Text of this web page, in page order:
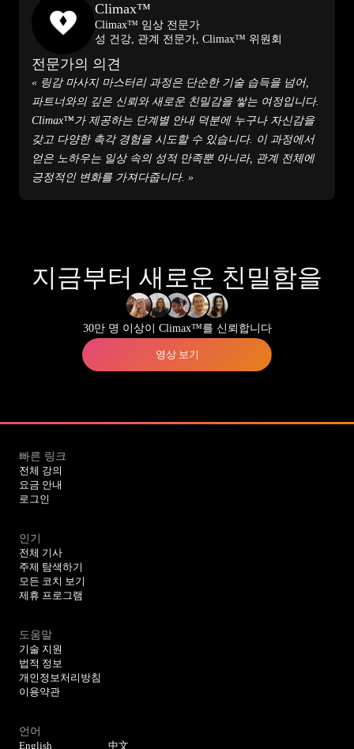
Climax™
Climax™ 임상 전문가
성 건강, 관계 전문가, Climax™ 위원회
전문가의 의견
« 링감 마사지 마스터리 과정은 단순한 기술 습득을 넘어,
파트너와의 깊은 신뢰와 새로운 친밀감을 쌓는 여정입니다.
Climax™가 제공하는 단계별 안내 덕분에 누구나 자신감을
갖고 다양한 촉각 경험을 시도할 수 있습니다. 이 과정에서
얻은 노하우는 일상 속의 성적 만족뿐 아니라, 관계 전체에
긍정적인 변화를 가져다줍니다. »
지금부터 새로운 친밀함을
30만 명 이상이 Climax™를 신뢰합니다
영상 보기
빠른 링크
전체 강의
요금 안내
로그인
인기
전체 기사
주제 탐색하기
모든 코치 보기
제휴 프로그램
도움말
기술 지원
법적 정보
개인정보처리방침
이용약관
언어
English
中文